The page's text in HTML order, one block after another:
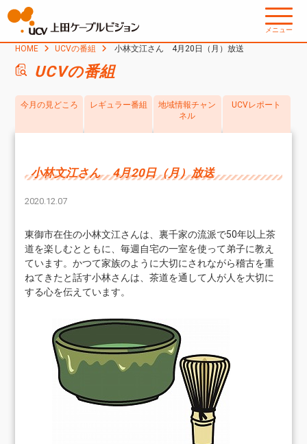
メニュー
HOME UCVの番組 小林文江さん 4月20日（月）放送
UCVの番組
今月の見どころ レギュラー番組
地域情報チャン
ネル
UCVレポート
小林文江さん 4月20日（月）放送
2020.12.07
東御市在住の小林文江さんは、裏千家の流派で50年以上茶
道を楽しむとともに、毎週自宅の一室を使って弟子に教え
ています。かつて家族のように大切にされながら稽古を重
ねてきたと話す小林さんは、茶道を通して人が人を大切に
する心を伝えています。